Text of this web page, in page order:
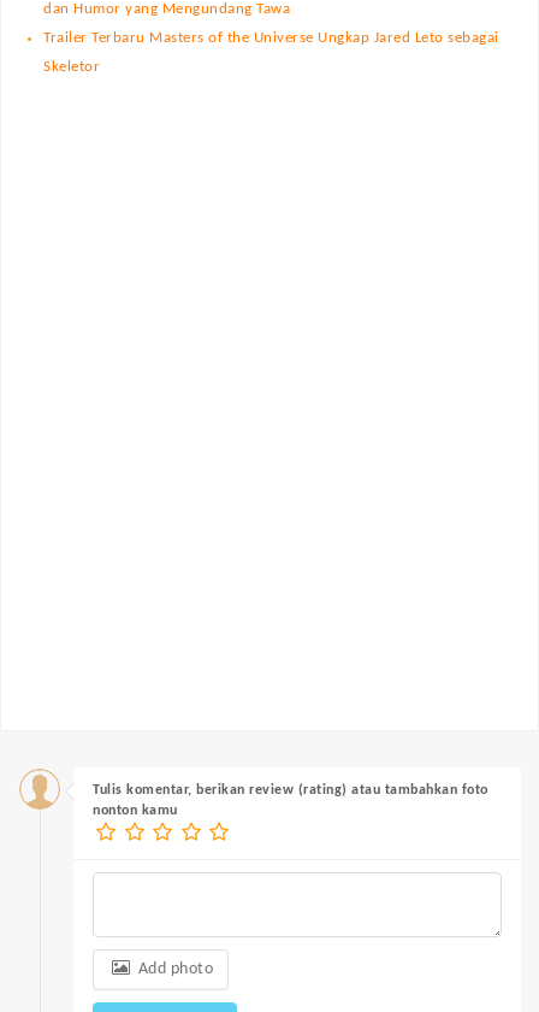
dan Humor yang Mengundang Tawa
Trailer Terbaru Masters of the Universe Ungkap Jared Leto sebagai
Skeletor
Tulis komentar, berikan review (rating) atau tambahkan foto
nonton kamu
Add photo